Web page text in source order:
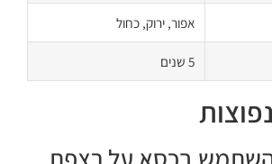
אפור, ירוק, כחול
5 שנים